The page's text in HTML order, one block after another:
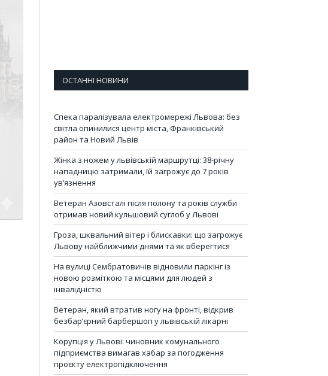
ОСТАННІ НОВИНИ
Спека паралізувала електромережі Львова: без
світла опинилися центр міста, Франківський
район та Новий Львів
Жінка з ножем у львівській маршрутці: 38-річну
нападницю затримали, їй загрожує до 7 років
ув’язнення
Ветеран Азовсталі після полону та років служби
отримав новий кульшовий суглоб у Львові
Гроза, шквальний вітер і блискавки: що загрожує
Львову найближчими днями та як вберегтися
На вулиці Сембратовичів відновили паркінг із
новою розміткою та місцями для людей з
інвалідністю
Ветеран, який втратив ногу на фронті, відкрив
безбар’єрний барбершоп у львівській лікарні
Корупція у Львові: чиновник комунального
підприємства вимагав хабар за погодження
проєкту електропідключення